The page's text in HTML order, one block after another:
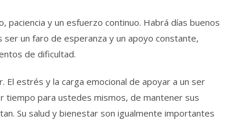
y un esfuerzo continuo. Habrá días buenos
ser un faro de esperanza y un apoyo constante,
de dificultad.
El estrés y la carga emocional de apoyar a un ser
tiempo para ustedes mismos, de mantener sus
Su salud y bienestar son igualmente importantes